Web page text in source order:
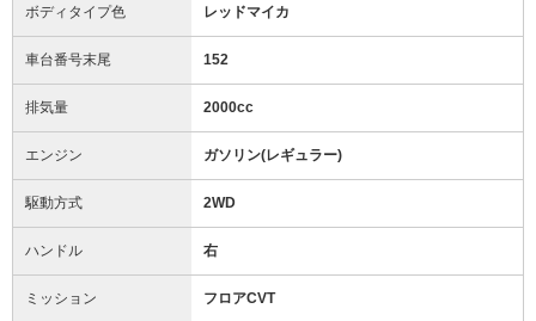
ボディタイプ色 レッドマイカ
車台番号末尾 152
排気量 2000cc
エンジン ガソリン(レギュラー)
駆動方式 2WD
ハンドル 右
ミッション フロアCVT